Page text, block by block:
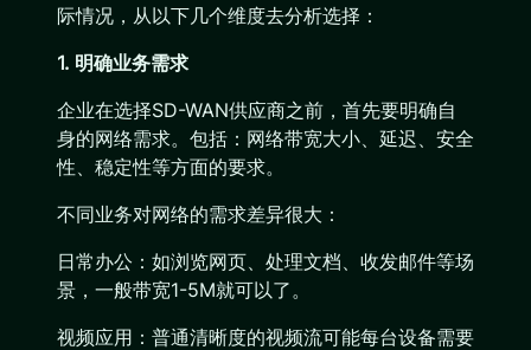
际情况，从以下几个维度去分析选择：
1. 明确业务需求
企业在选择SD-WAN供应商之前，首先要明确自
身的网络需求。包括：网络带宽大小、延迟、安全
性、稳定性等方面的要求。
不同业务对网络的需求差异很大：
日常办公：如浏览网页、处理文档、收发邮件等场
景，一般带宽1-5M就可以了。
视频应用：普通清晰度的视频流可能每台设备需要